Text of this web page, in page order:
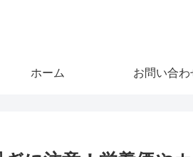
ホーム お問い合わ